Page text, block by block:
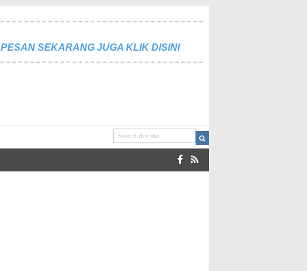
PESAN SEKARANG JUGA KLIK DISINI